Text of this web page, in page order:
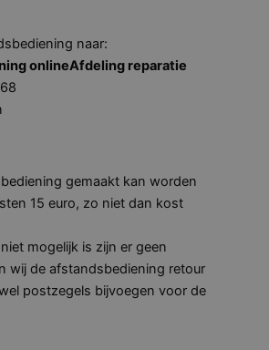
naar:
onlineAfdeling reparatie
gemaakt kan worden
15 euro, zo niet dan kost
mogelijk is zijn er geen
wij de afstandsbediening retour
postzegels bijvoegen voor de